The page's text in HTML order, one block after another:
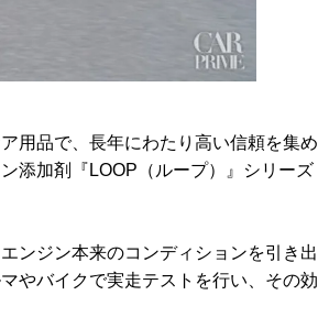
用品で、長年にわたり高い信頼を集め
添加剤『LOOP（ループ）』シリーズ
ンジン本来のコンディションを引き出
やバイクで実走テストを行い、その効